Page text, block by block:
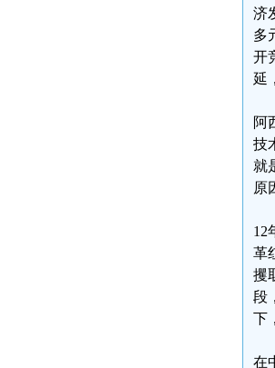
济
多
开
延
阿
技
就
原
12
革
攫
段
下
在